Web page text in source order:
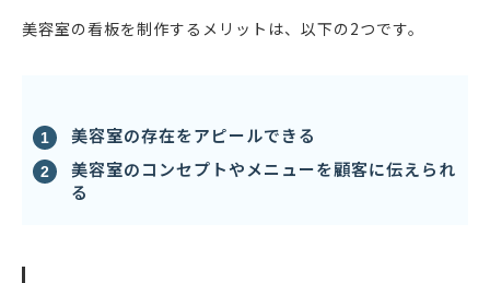
美容室の看板を制作するメリットは、以下の2つです。
美容室の存在をアピールできる
美容室のコンセプトやメニューを顧客に伝えられ
る